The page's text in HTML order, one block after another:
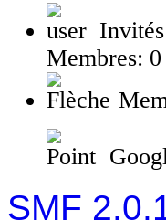
Membres: 0
SMF